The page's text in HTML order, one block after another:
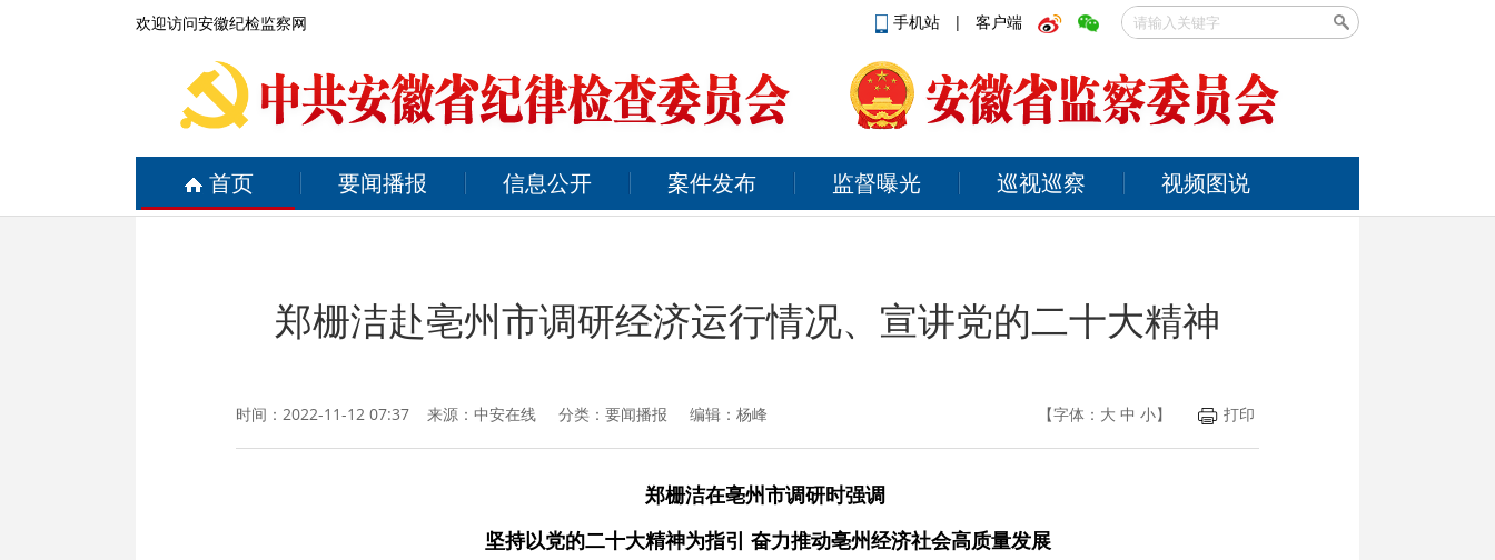
欢迎访问安徽纪检监察网 手机站 | 客户端
首页 要闻播报 信息公开 案件发布 监督曝光 巡视巡察 视频图说
郑栅洁赴亳州市调研经济运行情况、宣讲党的二十大精神
时间：2022-11-12 07:37 来源： 中安在线 分类：要闻播报 编辑：杨峰 【字体： 大 中 小】 打印
郑栅洁在亳州市调研时强调
坚持以党的二十大精神为指引 奋力推动亳州经济社会高质量发展